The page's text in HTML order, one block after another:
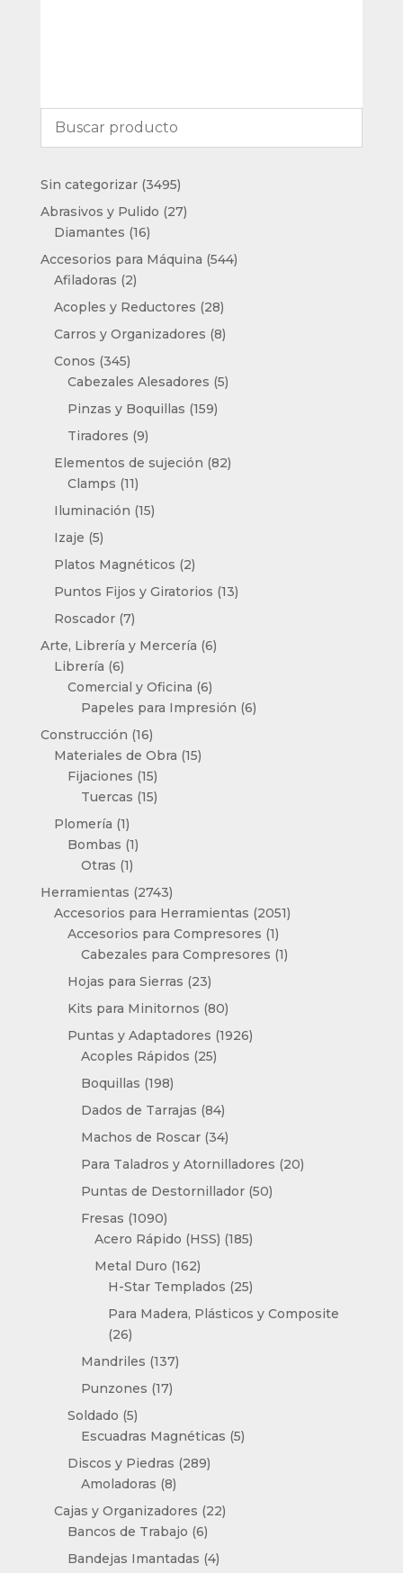
Sin categorizar 34953495
productos
Abrasivos y Pulido 2727
Diamantes 1616
productos
Accesorios para Máquina 544544
Afiladoras 22
productos
Acoples y Reductores 2828
productos
Carros y Organizadores 88
Conos 345345
productos
Cabezales Alesadores 55
Pinzas y Boquillas 159159
Tiradores 99
productos
Elementos de sujeción 8282
Clamps 1111
productos
Iluminación 1515
Izaje 55
productos
Platos Magnéticos 22
productos
Puntos Fijos y Giratorios 1313
Roscador 77
productos
Arte, Librería y Mercería 66
Librería 66
productos
Comercial y Oficina 66
productos
Papeles para Impresión 66
Construcción 1616
productos
Materiales de Obra 1515
Fijaciones 1515
productos
Tuercas 1515
Plomería 11
producto
Bombas 11
Otras 11
producto
Herramientas 27432743
productos
Accesorios para Herramientas 20512051
Accesorios para Compresores 11
producto
Cabezales para Compresores 11
Hojas para Sierras 2323
productos
Kits para Minitornos 8080
productos
Puntas y Adaptadores 19261926
Acoples Rápidos 2525
Boquillas 198198
productos
Dados de Tarrajas 8484
productos
Machos de Roscar 3434
productos
Para Taladros y Atornilladores 2020
Puntas de Destornillador 5050
Fresas 10901090
productos
Acero Rápido (HSS) 185185
Metal Duro 162162
productos
H-Star Templados 2525
productos
Para Madera, Plásticos y Composite
2626
productos
Mandriles 137137
Punzones 1717
Soldado 55
productos
Escuadras Magnéticas 55
Discos y Piedras 289289
Amoladoras 88
productos
Cajas y Organizadores 2222
Bancos de Trabajo 66
productos
Bandejas Imantadas 44